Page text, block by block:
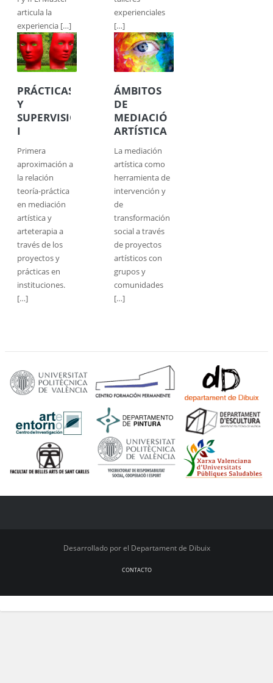
articula la
experiencia […]
experienciales
[…]
PRÁCTICAS
Y
SUPERVISIÓN
I
Primera
aproximación a
la relación
teoría-práctica
en mediación
artística y
arteterapia a
través de los
proyectos y
prácticas en
instituciones.
[…]
ÁMBITOS
DE
MEDIACIÓN
ARTÍSTICA
La mediación
artística como
herramienta de
intervención y
de
transformación
social a través
de proyectos
artísticos con
grupos y
comunidades
[…]
Desarrollado por el Departament de Dibuix
CONTACTO